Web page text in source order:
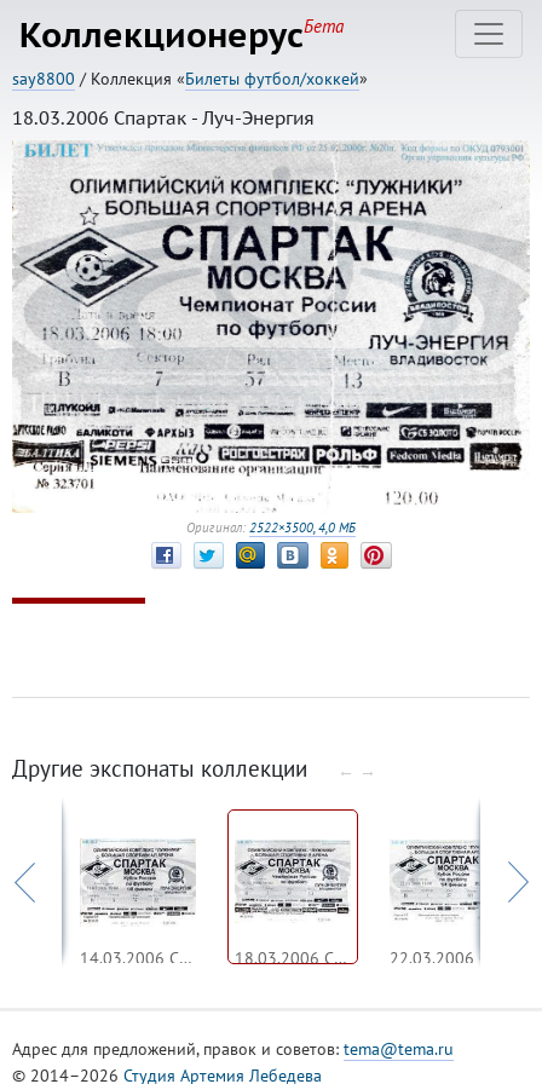
КоллекционерусБета
say8800 / Коллекция «Билеты футбол/хоккей»
18.03.2006 Спартак - Луч-Энергия
Оригинал: 2522×3500, 4,0 МБ
Другие экспонаты коллекции ← →
14.03.2006 Спартак - Луч-Энергия 18.03.2006 Спартак - Луч-Энергия
Адрес для предложений, правок и советов: tema@tema.ru
© 2014–2026 Студия Артемия Лебедева